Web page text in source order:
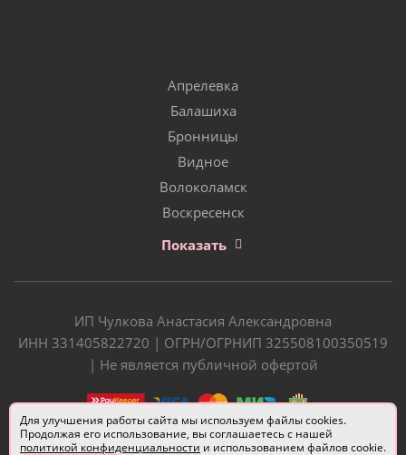
Апрелевка
Балашиха
Бронницы
Видное
Волоколамск
Воскресенск
Показать
ИП Чулкова Анастасия Александровна
ИНН 331405822720 | ОГРН/ОГРНИП 325508100350519
| Не является публичной офертой
Для улучшения работы сайта мы используем файлы cookies.
Продолжая его использование, вы соглашаетесь с нашей
политикой конфиденциальности и использованием файлов cookie.